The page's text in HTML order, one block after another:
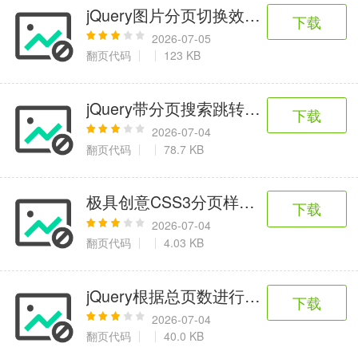
jQuery图片分页切换效果代码
2026-07-05
翻页代码
123 KB
下载
jQuery带分页搜索跳转功能代码
2026-07-04
翻页代码
78.7 KB
下载
极具创意CSS3分页样式代码
2026-07-04
翻页代码
4.03 KB
下载
jQuery根据总页数进行分页操作代码
2026-07-04
翻页代码
40.0 KB
下载